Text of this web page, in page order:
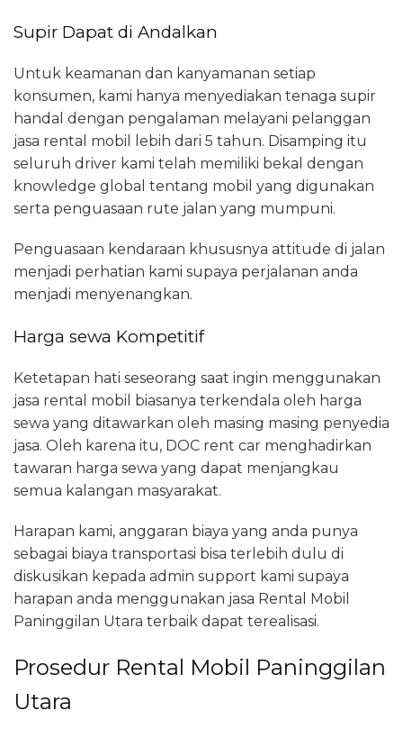
Supir Dapat di Andalkan
Untuk keamanan dan kanyamanan setiap
konsumen, kami hanya menyediakan tenaga supir
handal dengan pengalaman melayani pelanggan
jasa rental mobil lebih dari 5 tahun. Disamping itu
seluruh driver kami telah memiliki bekal dengan
knowledge global tentang mobil yang digunakan
serta penguasaan rute jalan yang mumpuni.
Penguasaan kendaraan khususnya attitude di jalan
menjadi perhatian kami supaya perjalanan anda
menjadi menyenangkan.
Harga sewa Kompetitif
Ketetapan hati seseorang saat ingin menggunakan
jasa rental mobil biasanya terkendala oleh harga
sewa yang ditawarkan oleh masing masing penyedia
jasa. Oleh karena itu, DOC rent car menghadirkan
tawaran harga sewa yang dapat menjangkau
semua kalangan masyarakat.
Harapan kami, anggaran biaya yang anda punya
sebagai biaya transportasi bisa terlebih dulu di
diskusikan kepada admin support kami supaya
harapan anda menggunakan jasa Rental Mobil
Paninggilan Utara terbaik dapat terealisasi.
Prosedur Rental Mobil Paninggilan
Utara